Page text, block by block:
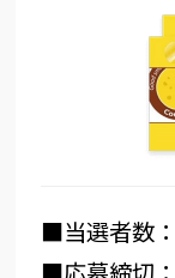
■当選者数